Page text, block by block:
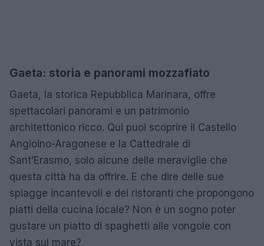
Gaeta: storia e panorami mozzafiato
Gaeta, la storica Repubblica Marinara, offre
spettacolari panorami e un patrimonio
architettonico ricco. Qui puoi scoprire il Castello
Angioino-Aragonese e la Cattedrale di
Sant’Erasmo, solo alcune delle meraviglie che
questa città ha da offrire. E che dire delle sue
spiagge incantevoli e dei ristoranti che propongono
piatti della cucina locale? Non è un sogno poter
gustare un piatto di spaghetti alle vongole con
vista sul mare?